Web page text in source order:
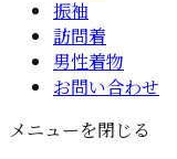
振袖
訪問着
男性着物
お問い合わせ
メニューを閉じる